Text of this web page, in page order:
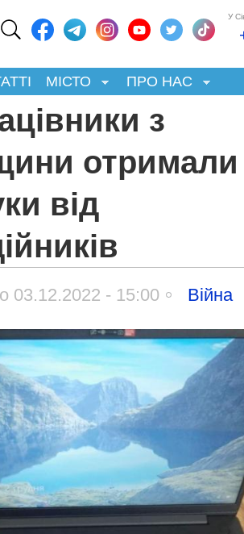
У
МІСТО ПРО НАС
з
отримали
від
03.12.2022 - 15:00 Війна